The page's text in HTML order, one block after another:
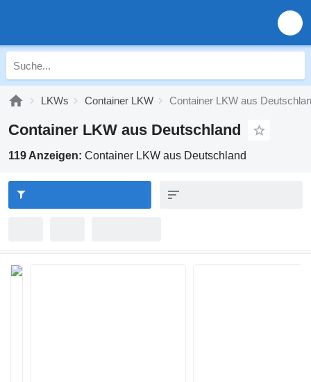
LKWs Container LKW Container LKW aus
Container LKW aus Deutschland
119 Anzeigen: Container LKW aus Deutschland